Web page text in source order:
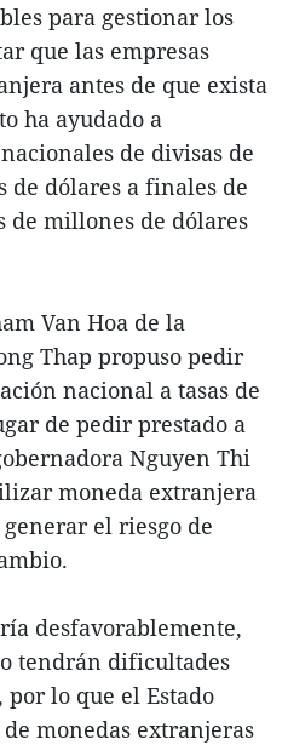
para gestionar los
que las empresas
antes de que exista
ha ayudado a
de divisas de
de dólares a finales de
de millones de dólares
Van Hoa de la
Thap propuso pedir
nacional a tasas de
de pedir prestado a
Nguyen Thi
moneda extranjera
el riesgo de
desfavorablemente,
tendrán dificultades
lo que el Estado
monedas extranjeras